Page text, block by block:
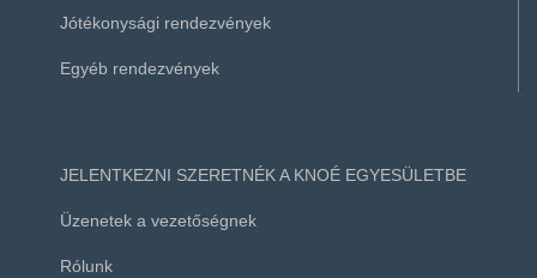
Jótékonysági rendezvények
Egyéb rendezvények
JELENTKEZNI SZERETNÉK A KNOÉ EGYESÜLETBE
Üzenetek a vezetőségnek
Rólunk